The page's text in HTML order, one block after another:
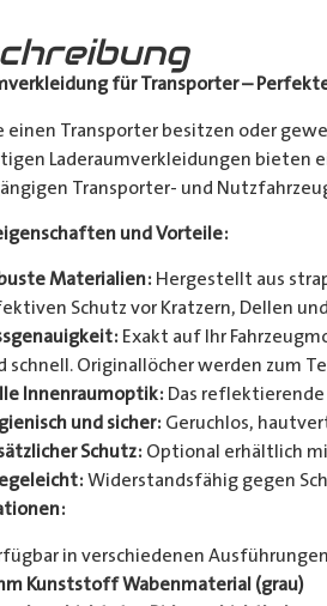
für Transporter –
einen Transporter besitzen oder
Laderaumverkleidungen bieten
Transporter- und
und Vorteile:
Materialien: Hergestellt aus
Schutz vor Kratzern, Dellen
Exakt auf Ihr
schnell. Originallöcher werden zum
Innenraumoptik: Das
und sicher: Geruchlos,
Schutz: Optional erhältlich
Widerstandsfähig gegen
in verschiedenen
Kunststoff Wabenmaterial (grau)